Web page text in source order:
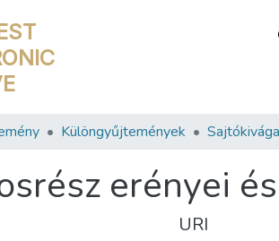
Különgyűjtemények
erényei
URI